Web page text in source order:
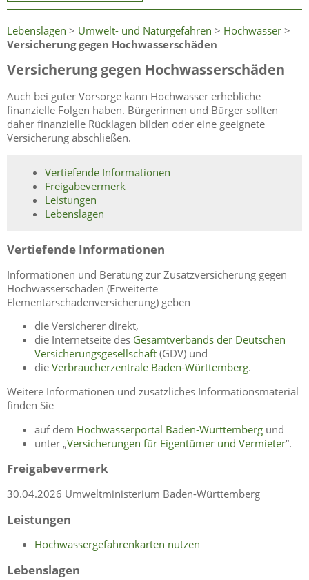
Lebenslagen > Umwelt- und Naturgefahren > Hochwasser >
Versicherung gegen Hochwasserschäden
Versicherung gegen Hochwasserschäden
Auch bei guter Vorsorge kann Hochwasser erhebliche
finanzielle Folgen haben. Bürgerinnen und Bürger sollten
daher finanzielle Rücklagen bilden oder eine geeignete
Versicherung abschließen.
Vertiefende Informationen
Freigabevermerk
Leistungen
Lebenslagen
Vertiefende Informationen
Informationen und Beratung zur Zusatzversicherung gegen
Hochwasserschäden (Erweiterte
Elementarschadenversicherung) geben
die Versicherer direkt,
die Internetseite des Gesamtverbands der Deutschen
Versicherungsgesellschaft (GDV) und
die Verbraucherzentrale Baden-Württemberg.
Weitere Informationen und zusätzliches Informationsmaterial
finden Sie
auf dem Hochwasserportal Baden-Württemberg und
unter „Versicherungen für Eigentümer und Vermieter“.
Freigabevermerk
30.04.2026 Umweltministerium Baden-Württemberg
Leistungen
Hochwassergefahrenkarten nutzen
Lebenslagen